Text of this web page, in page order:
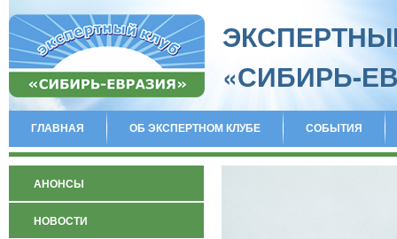
«СИБИРЬ-
ГЛАВНАЯ ОБ ЭКСПЕРТНОМ КЛУБЕ СОБЫТИЯ
АНОНСЫ
НОВОСТИ